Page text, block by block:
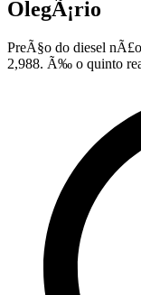
OlegÃ¡rio
PreÃ§o do diesel
2,988. Ã‰ o quinto